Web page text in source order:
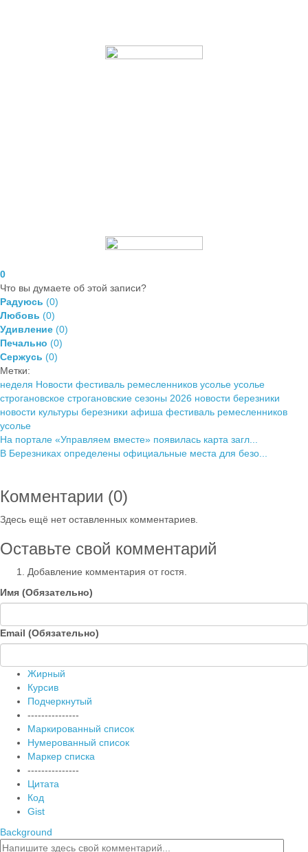
0
Что вы думаете об этой записи?
Радуюсь (0)
Любовь (0)
Удивление (0)
Печально (0)
Сержусь (0)
Метки:
неделя Новости фестиваль ремесленников усолье усолье
строгановское строгановские сезоны 2026 новости березники
новости культуры березники афиша фестиваль ремесленников
усолье
На портале «Управляем вместе» появилась карта загл...
В Березниках определены официальные места для безо...
Комментарии (0)
Здесь ещё нет оставленных комментариев.
Оставьте свой комментарий
Добавление комментария от гостя.
Имя (Обязательно)
Email (Обязательно)
Жирный
Курсив
Подчеркнутый
---------------
Маркированный список
Нумерованный список
Маркер списка
---------------
Цитата
Код
Gist
Background